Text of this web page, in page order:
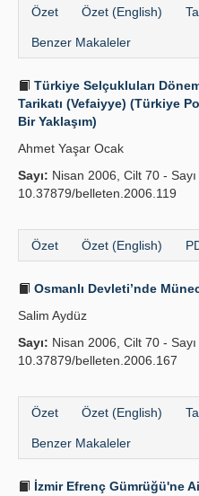
Özet Özet (English)
Benzer Makaleler
Türkiye Selçukluları
Tarikatı (Vefaiyye) (Türkiye
Bir Yaklaşım)
Ahmet Yaşar Ocak
Sayı: Nisan 2006, Cilt 70 -
10.37879/belleten.2006.119
Özet Özet (English)
Osmanlı Devleti’nde
Salim Aydüz
Sayı: Nisan 2006, Cilt 70 -
10.37879/belleten.2006.167
Özet Özet (English)
Benzer Makaleler
İzmir Efrenç Gümrüğü'ne